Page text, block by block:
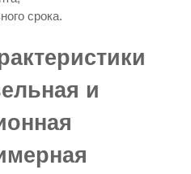
срока.
и